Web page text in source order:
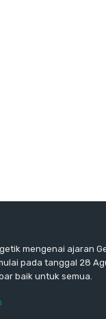
mengenai ajaran
pada tanggal 28
baik untuk semua.